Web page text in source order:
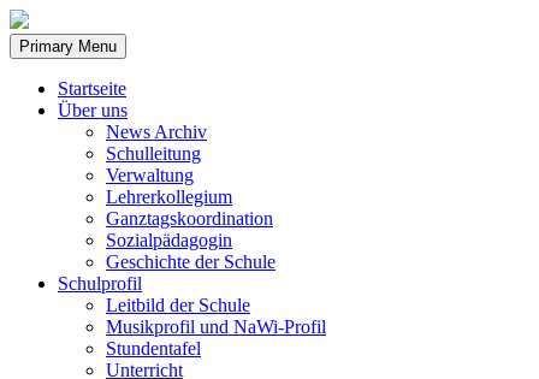
Skip
to
content
Primary Menu
Startseite
Über uns
News Archiv
Schulleitung
Verwaltung
Lehrerkollegium
Ganztagskoordination
Sozialpädagogin
Geschichte der Schule
Schulprofil
Leitbild der Schule
Musikprofil und NaWi-Profil
Stundentafel
Unterricht